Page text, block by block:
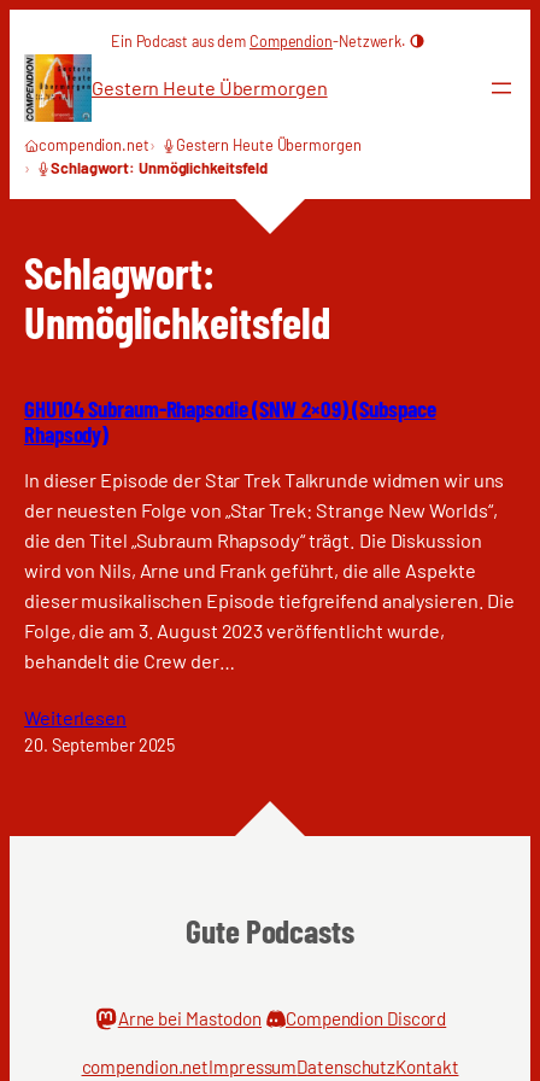
Inhalt
springen
Ein Podcast aus dem Compendion-Netzwerk.
Gestern Heute Übermorgen
compendion.net
Gestern Heute Übermorgen
Schlagwort: Unmöglichkeitsfeld
Schlagwort:
Unmöglichkeitsfeld
GHU104 Subraum-Rhapsodie (SNW 2×09) (Subspace
Rhapsody)
In dieser Episode der Star Trek Talkrunde widmen wir uns
der neuesten Folge von „Star Trek: Strange New Worlds“,
die den Titel „Subraum Rhapsody“ trägt. Die Diskussion
wird von Nils, Arne und Frank geführt, die alle Aspekte
dieser musikalischen Episode tiefgreifend analysieren. Die
Folge, die am 3. August 2023 veröffentlicht wurde,
behandelt die Crew der…
Weiterlesen
20. September 2025
Gute Podcasts
Arne bei Mastodon Compendion Discord
compendion.netImpressumDatenschutzKontakt